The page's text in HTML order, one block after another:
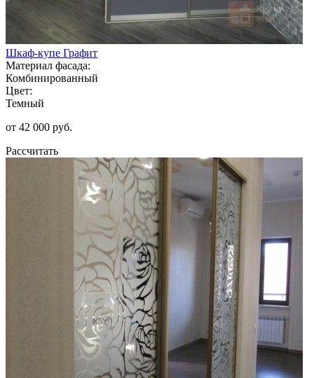
Шкаф-купе Графит
Материал фасада:
Комбинированный
Цвет:
Темный
от 42 000 руб.
Рассчитать